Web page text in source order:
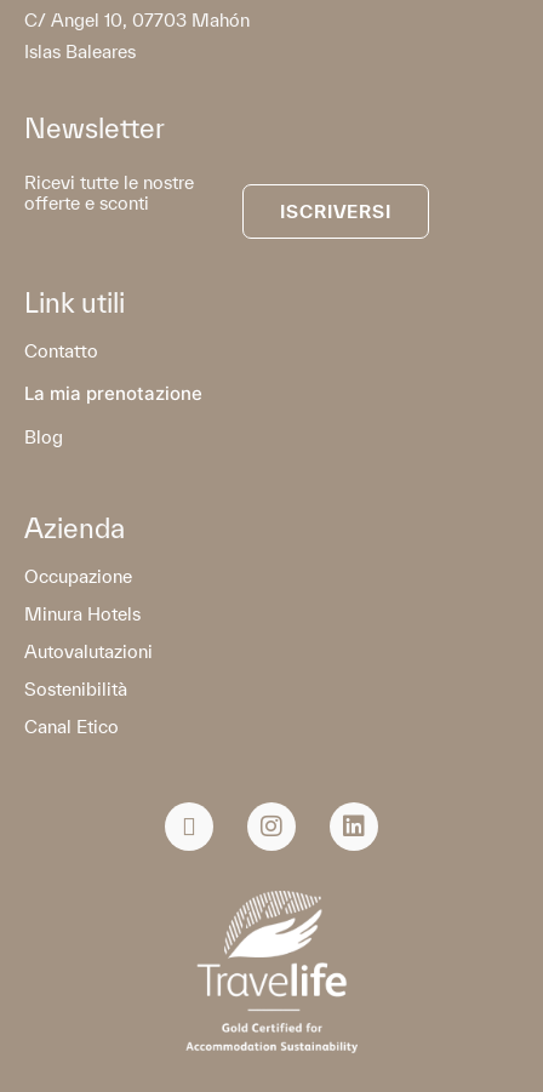
C/ Angel 10, 07703 Mahón
Islas Baleares
Newsletter
Ricevi tutte le nostre
offerte e sconti
ISCRIVERSI
Link utili
Contatto
La mia prenotazione
Blog
Azienda
Occupazione
Minura Hotels
Autovalutazioni
Sostenibilità
Canal Etico